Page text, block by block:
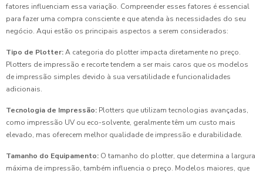
fatores influenciam essa variação. Compreender esses fatores é essencial
para fazer uma compra consciente e que atenda às necessidades do seu
negócio. Aqui estão os principais aspectos a serem considerados:
Tipo de Plotter:A categoria do plotter impacta diretamente no preço.
Plotters de impressão e recorte tendem a ser mais caros que os modelos
de impressão simples devido à sua versatilidade e funcionalidades
adicionais.
Tecnologia de Impressão: Plotters que utilizam tecnologias avançadas,
como impressão UV ou eco-solvente, geralmente têm um custo mais
elevado, mas oferecem melhor qualidade de impressão e durabilidade.
Tamanho do Equipamento: O tamanho do plotter, que determina a largura
máxima de impressão, também influencia o preço. Modelos maiores, que